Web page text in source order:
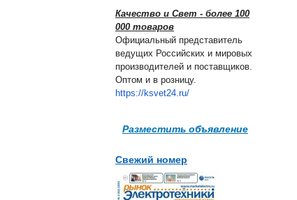
Качество и Свет - более 100
000 товаров
Официальный представитель
ведущих Российских и мировых
производителей и поставщиков.
Оптом и в розницу.
https://ksvet24.ru/
Разместить объявление
Свежий номер